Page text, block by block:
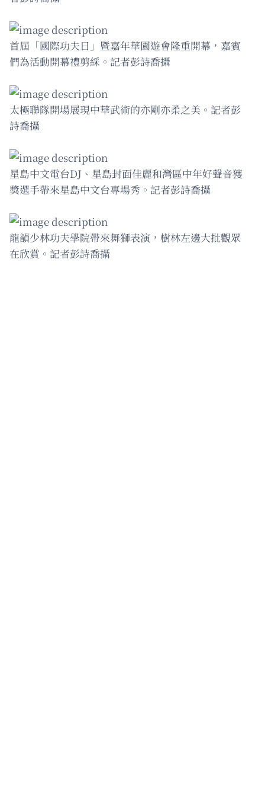
首屆「國際功夫日」暨嘉年華園遊會隆重開幕，嘉賓
們為活動開幕禮剪綵。記者彭詩喬攝
太極聯隊開場展現中華武術的亦剛亦柔之美。記者彭
詩喬攝
星島中文電台DJ、星島封面佳麗和灣區中年好聲音獲
獎選手帶來星島中文台專場秀。記者彭詩喬攝
龍韻少林功夫學院帶來舞獅表演，樹林左邊大批觀眾
在欣賞。記者彭詩喬攝